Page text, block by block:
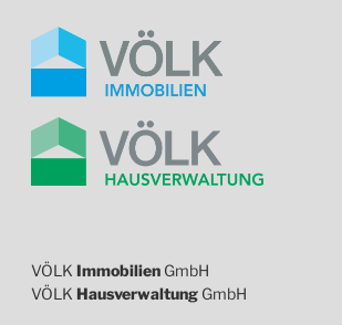
VÖLK Immobilien GmbH
VÖLK Hausverwaltung GmbH